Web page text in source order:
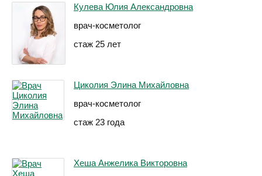
Кулева Юлия Александровна
врач-косметолог
стаж 25 лет
Циколия Элина Михайловна
врач-косметолог
стаж 23 года
Хеша Анжелика Викторовна